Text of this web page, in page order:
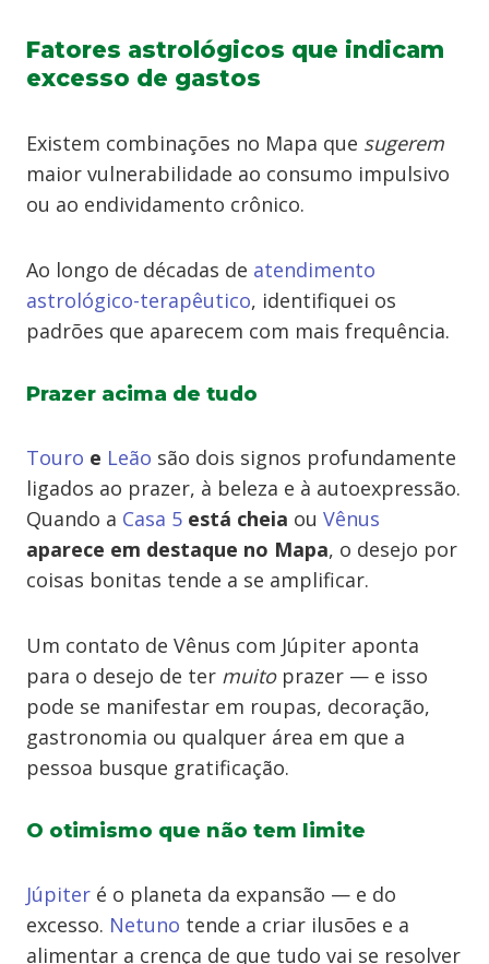
Fatores astrológicos que indicam
excesso de gastos
Existem combinações no Mapa que sugerem
maior vulnerabilidade ao consumo impulsivo
ou ao endividamento crônico.
Ao longo de décadas de atendimento
astrológico-terapêutico, identifiquei os
padrões que aparecem com mais frequência.
Prazer acima de tudo
Touro e Leão são dois signos profundamente
ligados ao prazer, à beleza e à autoexpressão.
Quando a Casa 5 está cheia ou Vênus
aparece em destaque no Mapa, o desejo por
coisas bonitas tende a se amplificar.
Um contato de Vênus com Júpiter aponta
para o desejo de ter muitoprazer — e isso
pode se manifestar em roupas, decoração,
gastronomia ou qualquer área em que a
pessoa busque gratificação.
O otimismo que não tem limite
Júpiter é o planeta da expansão — e do
excesso. Netuno tende a criar ilusões e a
alimentar a crença de que tudo vai se resolver